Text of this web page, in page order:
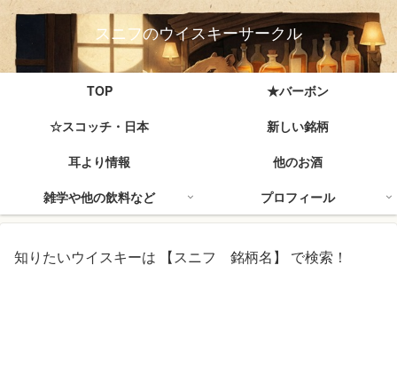
スニフのウイスキーサークル
TOP
★バーボン
☆スコッチ・日本
新しい銘柄
耳より情報
他のお酒
雑学や他の飲料など
プロフィール
知りたいウイスキーは 【スニフ 銘柄名】 で検索！